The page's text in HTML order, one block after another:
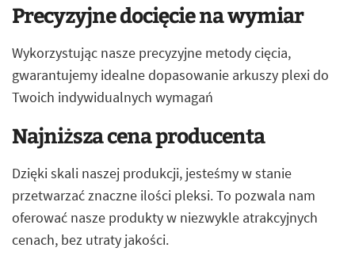
Precyzyjne docięcie na wymiar
Wykorzystując nasze precyzyjne metody cięcia,
gwarantujemy idealne dopasowanie arkuszy plexi do
Twoich indywidualnych wymagań
Najniższa cena producenta
Dzięki skali naszej produkcji, jesteśmy w stanie
przetwarzać znaczne ilości pleksi. To pozwala nam
oferować nasze produkty w niezwykle atrakcyjnych
cenach, bez utraty jakości.